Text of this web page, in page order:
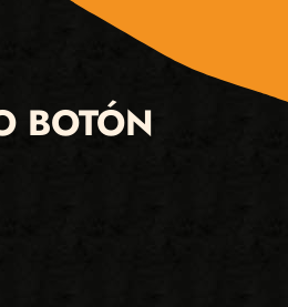
BOTÓN